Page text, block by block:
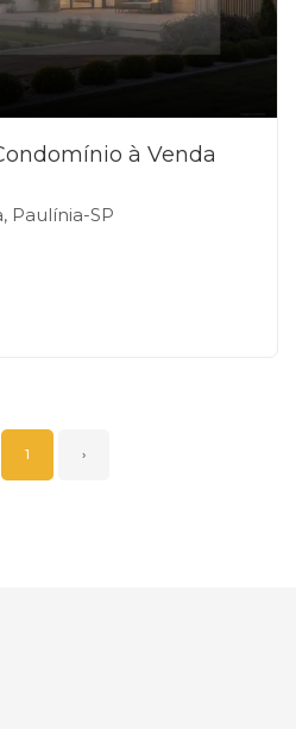
à Venda
Paulínia-SP
1 ›